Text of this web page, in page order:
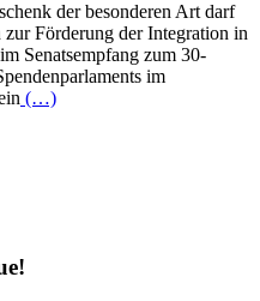
der besonderen Art darf
Förderung der Integration in
Senatsempfang zum 30-
im
(…)